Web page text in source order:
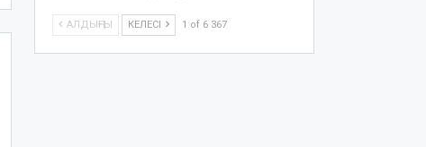
АЛДЫҢҒЫ КЕЛЕСІ 1 of 6 367